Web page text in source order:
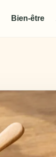
Bien-être